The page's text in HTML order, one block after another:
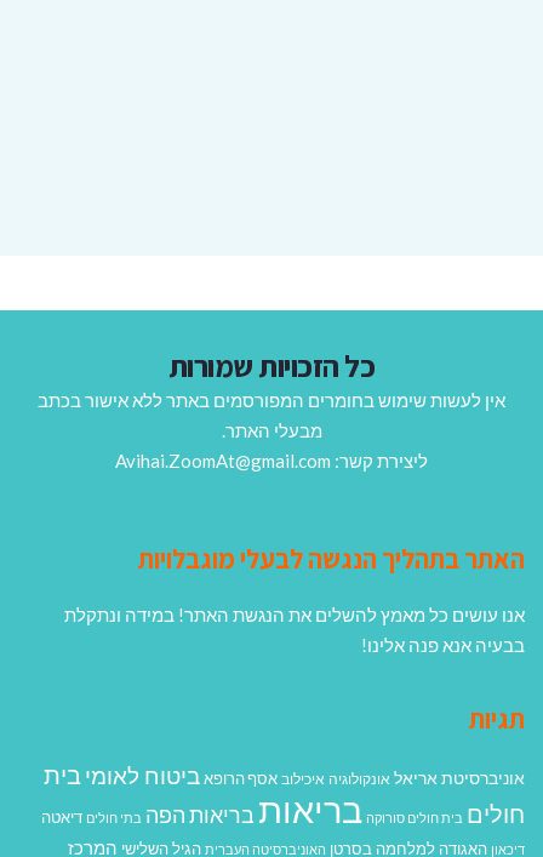
כל הזכויות שמורות
אין לעשות שימוש בחומרים המפורסמים באתר ללא אישור בכתב
מבעלי האתר.
ליצירת קשר: Avihai.ZoomAt@gmail.com
האתר בתהליך הנגשה לבעלי מוגבלויות
אנו עושים כל מאמץ להשלים את הנגשת האתר! במידה ונתקלת
בבעיה אנא פנה אלינו!
תגיות
אוניברסיטת אריאל אונקולוגיה איכילוב אסף הרופא ביטוח לאומיבית
חולים בית חולים סורוקה בריאותבריאות הפה בתי חולים דיאטה
דיכאון האגודה למלחמה בסרטן האוניברסיטה העברית הגיל השלישי המרכז